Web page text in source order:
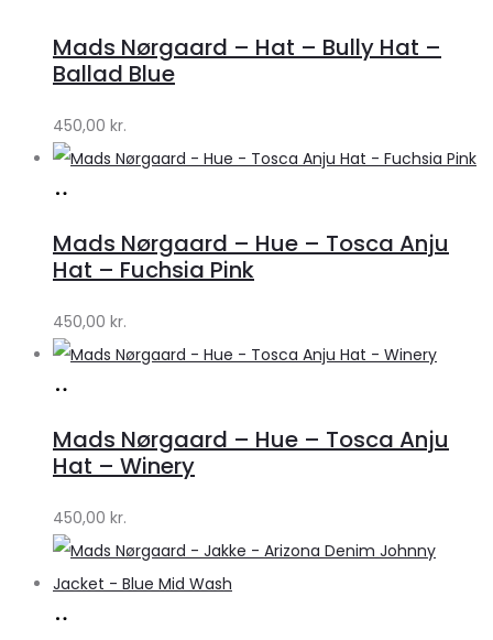
Lykke
Lykke
Mads Nørgaard – Hat – Bully Hat –
Ballad Blue
450,00 kr.
Lykke
Lykke
Mads Nørgaard – Hue – Tosca Anju
Hat – Fuchsia Pink
450,00 kr.
Lykke
Lykke
Mads Nørgaard – Hue – Tosca Anju
Hat – Winery
450,00 kr.